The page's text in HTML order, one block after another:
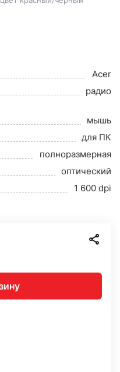
Acer
радио
мышь
для ПК
полноразмерная
оптический
1 600 dpi